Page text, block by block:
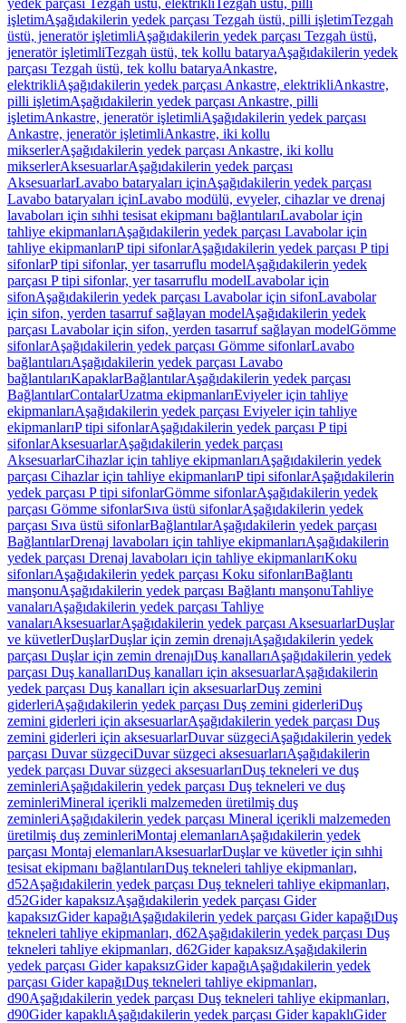
yedek parçası Tezgah üstü, elektrikli Tezgah üstü, pilli
işletimAşağıdakilerin yedek parçası Tezgah üstü, pilli işletimTezgah
üstü, jeneratör işletimliAşağıdakilerin yedek parçası Tezgah üstü,
jeneratör işletimliTezgah üstü, tek kollu bataryaAşağıdakilerin yedek
parçası Tezgah üstü, tek kollu bataryaAnkastre,
elektrikliAşağıdakilerin yedek parçası Ankastre, elektrikliAnkastre,
pilli işletimAşağıdakilerin yedek parçası Ankastre, pilli
işletimAnkastre, jeneratör işletimliAşağıdakilerin yedek parçası
Ankastre, jeneratör işletimliAnkastre, iki kollu
mikserlerAşağıdakilerin yedek parçası Ankastre, iki kollu
mikserlerAksesuarlarAşağıdakilerin yedek parçası
AksesuarlarLavabo bataryaları içinAşağıdakilerin yedek parçası
Lavabo bataryaları içinLavabo modülü, evyeler, cihazlar ve drenaj
lavaboları için sıhhi tesisat ekipmanı bağlantılarıLavabolar için
tahliye ekipmanlarıAşağıdakilerin yedek parçası Lavabolar için
tahliye ekipmanlarıP tipi sifonlarAşağıdakilerin yedek parçası P tipi
sifonlarP tipi sifonlar, yer tasarruflu modelAşağıdakilerin yedek
parçası P tipi sifonlar, yer tasarruflu modelLavabolar için
sifonAşağıdakilerin yedek parçası Lavabolar için sifonLavabolar
için sifon, yerden tasarruf sağlayan modelAşağıdakilerin yedek
parçası Lavabolar için sifon, yerden tasarruf sağlayan modelGömme
sifonlarAşağıdakilerin yedek parçası Gömme sifonlarLavabo
bağlantılarıAşağıdakilerin yedek parçası Lavabo
bağlantılarıKapaklarBağlantılarAşağıdakilerin yedek parçası
BağlantılarContalarUzatma ekipmanlarıEviyeler için tahliye
ekipmanlarıAşağıdakilerin yedek parçası Eviyeler için tahliye
ekipmanlarıP tipi sifonlarAşağıdakilerin yedek parçası P tipi
sifonlarAksesuarlarAşağıdakilerin yedek parçası
AksesuarlarCihazlar için tahliye ekipmanlarıAşağıdakilerin yedek
parçası Cihazlar için tahliye ekipmanlarıP tipi sifonlarAşağıdakilerin
yedek parçası P tipi sifonlarGömme sifonlarAşağıdakilerin yedek
parçası Gömme sifonlarSıva üstü sifonlarAşağıdakilerin yedek
parçası Sıva üstü sifonlarBağlantılarAşağıdakilerin yedek parçası
BağlantılarDrenaj lavaboları için tahliye ekipmanlarıAşağıdakilerin
yedek parçası Drenaj lavaboları için tahliye ekipmanlarıKoku
sifonlarıAşağıdakilerin yedek parçası Koku sifonlarıBağlantı
manşonuAşağıdakilerin yedek parçası Bağlantı manşonuTahliye
vanalarıAşağıdakilerin yedek parçası Tahliye
vanalarıAksesuarlarAşağıdakilerin yedek parçası AksesuarlarDuşlar
ve küvetlerDuşlarDuşlar için zemin drenajıAşağıdakilerin yedek
parçası Duşlar için zemin drenajıDuş kanallarıAşağıdakilerin yedek
parçası Duş kanallarıDuş kanalları için aksesuarlarAşağıdakilerin
yedek parçası Duş kanalları için aksesuarlarDuş zemini
giderleriAşağıdakilerin yedek parçası Duş zemini giderleriDuş
zemini giderleri için aksesuarlarAşağıdakilerin yedek parçası Duş
zemini giderleri için aksesuarlarDuvar süzgeciAşağıdakilerin yedek
parçası Duvar süzgeciDuvar süzgeci aksesuarlarıAşağıdakilerin
yedek parçası Duvar süzgeci aksesuarlarıDuş tekneleri ve duş
zeminleriAşağıdakilerin yedek parçası Duş tekneleri ve duş
zeminleriMineral içerikli malzemeden üretilmiş duş
zeminleriAşağıdakilerin yedek parçası Mineral içerikli malzemeden
üretilmiş duş zeminleriMontaj elemanlarıAşağıdakilerin yedek
parçası Montaj elemanlarıAksesuarlarDuşlar ve küvetler için sıhhi
tesisat ekipmanı bağlantılarıDuş tekneleri tahliye ekipmanları,
d52Aşağıdakilerin yedek parçası Duş tekneleri tahliye ekipmanları,
d52Gider kapaksızAşağıdakilerin yedek parçası Gider
kapaksızGider kapağıAşağıdakilerin yedek parçası Gider kapağıDuş
tekneleri tahliye ekipmanları, d62Aşağıdakilerin yedek parçası Duş
tekneleri tahliye ekipmanları, d62Gider kapaksızAşağıdakilerin
yedek parçası Gider kapaksızGider kapağıAşağıdakilerin yedek
parçası Gider kapağıDuş tekneleri tahliye ekipmanları,
d90Aşağıdakilerin yedek parçası Duş tekneleri tahliye ekipmanları,
d90Gider kapaklıAşağıdakilerin yedek parçası Gider kapaklıGider